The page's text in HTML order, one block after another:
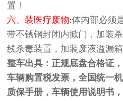
置！
六、装医疗废物:体内部必须
带不锈钢封闭内掀门，加装
线杀毒装置，加装废液溢漏箱
整车出具：正规底盘合格证
车辆购置税发票，全国统一
质保手册，车辆使用说明书